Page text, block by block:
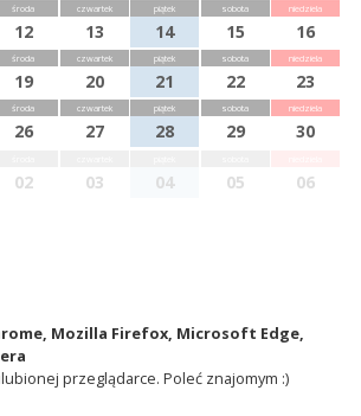
środa
12
czwartek
13
piątek
14
sobota
15
niedziela
16
środa
19
czwartek
20
piątek
21
sobota
22
niedziela
23
środa
26
czwartek
27
piątek
28
sobota
29
niedziela
30
02 03 04 05 06
Mozilla Firefox, Microsoft Edge,
przeglądarce. Poleć znajomym :)